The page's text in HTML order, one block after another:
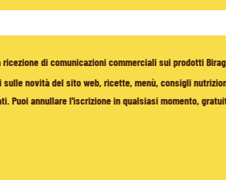
di comunicazioni commerciali sui prodotti
novità del sito web, ricette, menù, consigli
Puoi annullare l'iscrizione in qualsiasi momento,